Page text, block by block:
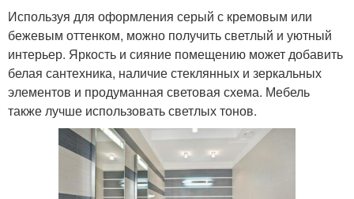
Используя для оформления серый с кремовым или
бежевым оттенком, можно получить светлый и уютный
интерьер. Яркость и сияние помещению может добавить
белая сантехника, наличие стеклянных и зеркальных
элементов и продуманная световая схема. Мебель
также лучше использовать светлых тонов.